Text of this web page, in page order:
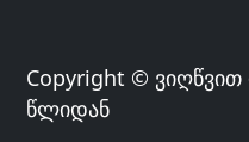
Copyright © ვიღწვით
წლიდან